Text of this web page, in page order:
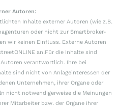
Autoren:
Inhalte externer Autoren (wie z.B.
oder nicht zur Smartbroker-
wir keinen Einfluss. Externe Autoren
an.Für die Inhalte sind
verantwortlich. Ihre bei
sind nicht von Anlageinteressen der
Unternehmen, ihrer Organe oder
nicht notwendigerweise die Meinungen
Mitarbeiter bzw. der Organe ihrer